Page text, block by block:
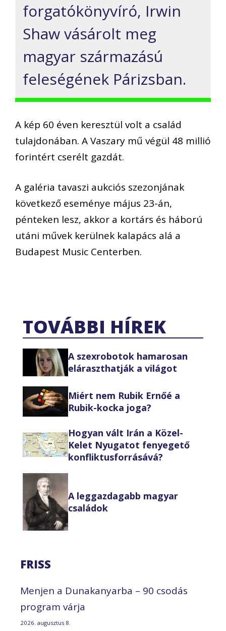
forgatókönyvíró, Irwin
Shaw vásárolt meg
magyar származású
feleségének Párizsban.
A kép 60 éven keresztül volt a család
tulajdonában. A Vaszary mű végül 48 millió
forintért cserélt gazdát.
A galéria tavaszi aukciós szezonjának
következő eseménye május 23-án,
pénteken lesz, akkor a kortárs és háború
utáni művek kerülnek kalapács alá a
Budapest Music Centerben.
TOVÁBBI HÍREK
A szexrobotok hamarosan
eláraszthatják a világot
Miért nem Rubik Ernőé a
Rubik-kocka joga?
Hogyan vált Irán a Közel-
Kelet Nyugatot fenyegető
konfliktusforrásává?
A leggazdagabb magyar
családok
FRISS
Menjen a Dunakanyarba – 90 csodás
program várja
2026. augusztus 8.